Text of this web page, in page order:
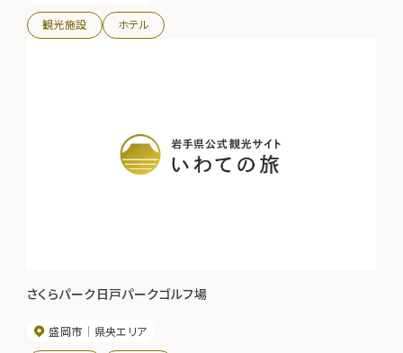
観光施設 ホテル
さくらパーク日戸パークゴルフ場
盛岡市 県央エリア